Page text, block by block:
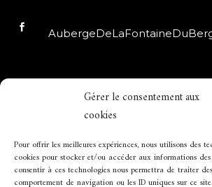
Gérer le consentement aux
cookies
Pour offrir les meilleures expériences, nous utilisons des
cookies pour stocker et/ou accéder aux informations
consentir à ces technologies nous permettra de traiter
comportement de navigation ou les ID uniques sur ce
auberge_fdb
Horaires d’ouverture